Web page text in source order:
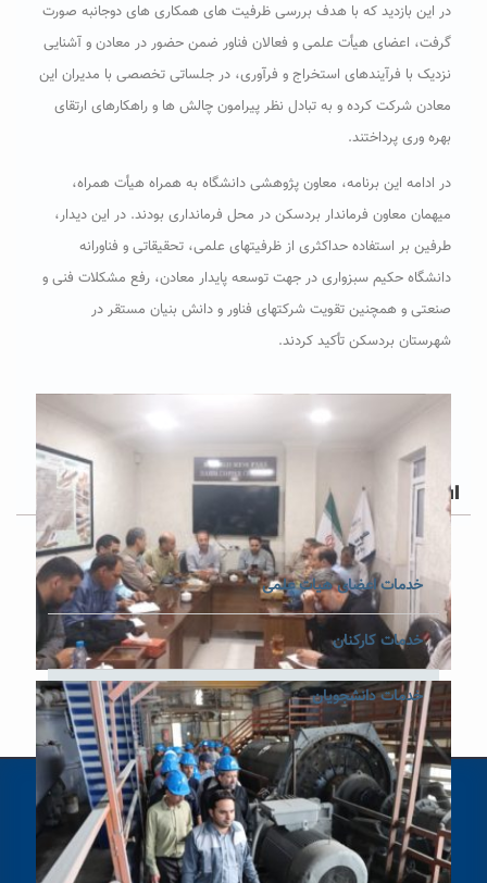
در این بازدید که با هدف بررسی ظرفیت های همکاری های دوجانبه صورت
گرفت، اعضای هیأت علمی و فعالان فناور ضمن حضور در معادن و آشنایی
نزدیک با فرآیندهای استخراج و فرآوری، در جلساتی تخصصی با مدیران این
معادن شرکت کرده و به تبادل نظر پیرامون چالش ها و راهکارهای ارتقای
بهره وری پرداختند.
در ادامه این برنامه، معاون پژوهشی دانشگاه به همراه هیأت همراه،
میهمان معاون فرماندار بردسکن در محل فرمانداری بودند. در این دیدار،
طرفین بر استفاده حداکثری از ظرفیتهای علمی، تحقیقاتی و فناورانه
دانشگاه حکیم سبزواری در جهت توسعه پایدار معادن، رفع مشکلات فنی و
صنعتی و همچنین تقویت شرکتهای فناور و دانش بنیان مستقر در
شهرستان بردسکن تأکید کردند.
Post Views:۳۶
خدمات اعضای هیات علمی
خدمات کارکنان
خدمات دانشجویان
ساختار دانشگاه
ریاست دانشگاه